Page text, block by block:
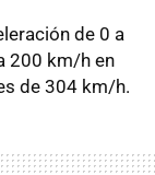
de 0 a
200 km/h en
de 304 km/h.